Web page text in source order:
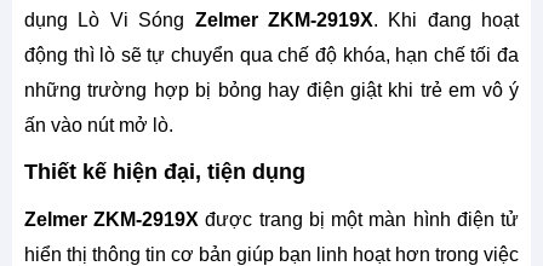
dụng Lò Vi Sóng Zelmer ZKM-2919X. Khi đang hoạt
động thì lò sẽ tự chuyển qua chế độ khóa, hạn chế tối đa
những trường hợp bị bỏng hay điện giật khi trẻ em vô ý
ấn vào nút mở lò.
Thiết kế hiện đại, tiện dụng
Zelmer ZKM-2919X được trang bị một màn hình điện tử
hiển thị thông tin cơ bản giúp bạn linh hoạt hơn trong việc